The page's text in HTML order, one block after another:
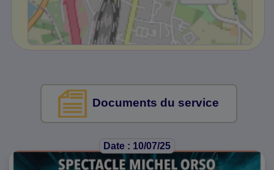
Documents du service
Date : 10/07/25